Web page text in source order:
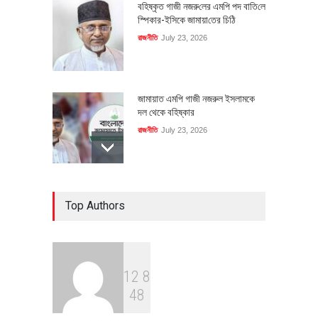
বহিষ্কৃত গাজী নজরু‌লের এম‌পি পদ বা‌তি‌লে
স্পিকার-ইসিকে জামায়া‌তের চি‌ঠি
রাজনীতি July 23, 2026
জামায়াত এমপি গাজী নজরুল ইসলামকে
দল থেকে বহিষ্কার
রাজনীতি July 23, 2026
বৈশ্বিক প্রতিযোগিতা সক্ষমতা বাড়াতে
পোশাক শিল্পে নতুন উদ্যোগ
Top Authors
1 2 8
48